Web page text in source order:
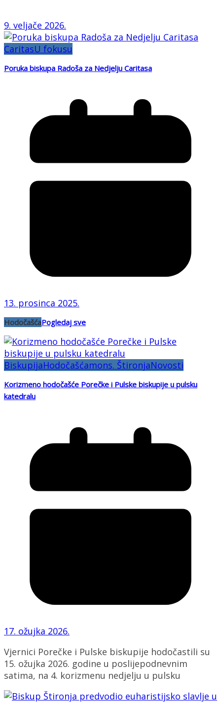
9. veljače 2026.
CaritasU fokusu
Poruka biskupa Radoša za Nedjelju Caritasa
13. prosinca 2025.
HodočašćaPogledaj sve
BiskupijaHodočašćamons. ŠtironjaNovosti
Korizmeno hodočašće Porečke i Pulske biskupije u pulsku
katedralu
17. ožujka 2026.
Vjernici Porečke i Pulske biskupije hodočastili su
15. ožujka 2026. godine u poslijepodnevnim
satima, na 4. korizmenu nedjelju u pulsku